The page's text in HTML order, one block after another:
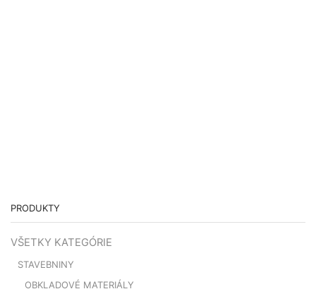
PRODUKTY
VŠETKY KATEGÓRIE
STAVEBNINY
OBKLADOVÉ MATERIÁLY